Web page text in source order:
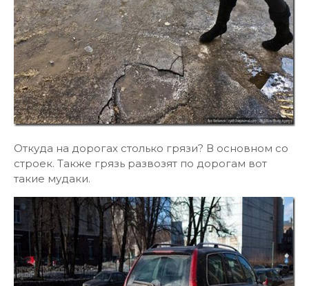
Откуда на дорогах столько грязи? В основном со
строек. Также грязь развозят по дорогам вот
такие мудаки.